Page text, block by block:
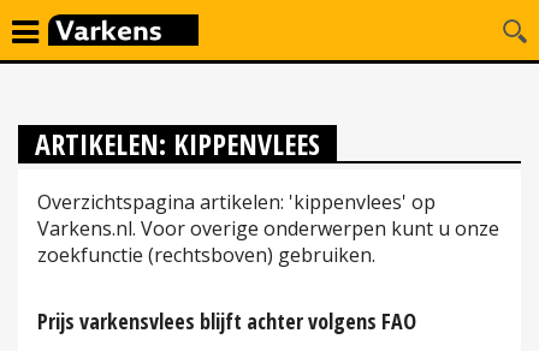
ARTIKELEN: KIPPENVLEES
Overzichtspagina artikelen: 'kippenvlees' op
Varkens.nl. Voor overige onderwerpen kunt u onze
zoekfunctie (rechtsboven) gebruiken.
Prijs varkensvlees blijft achter volgens FAO